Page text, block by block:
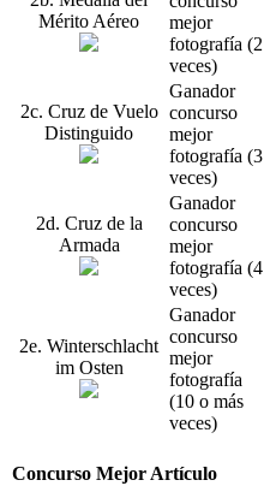
Mérito Aéreo
mejor
fotografía (2
veces)
2c. Cruz de Vuelo
Distinguido
Ganador
concurso
mejor
fotografía (3
veces)
2d. Cruz de la
Armada
Ganador
concurso
mejor
fotografía (4
veces)
2e. Winterschlacht
im Osten
Ganador
concurso
mejor
fotografía
(10 o más
veces)
Concurso Mejor Artículo